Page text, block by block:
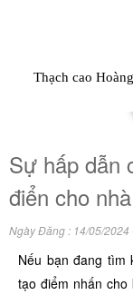
Thạch cao
Sự hấp dẫn
điển cho
Ngày Đăng : 14/05/2024
Nếu bạn đang tìm
tạo điểm nhấn cho